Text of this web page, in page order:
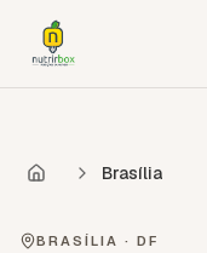
Brasília
BRASÍLIA · DF